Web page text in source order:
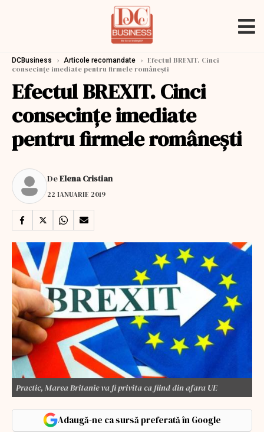
DCBusiness › Articole recomandate › Efectul BREXIT. Cinci
consecințe imediate pentru firmele românești
Efectul BREXIT. Cinci
consecințe imediate
pentru firmele românești
DeElena Cristian
22 IANUARIE 2019
Practic, Marea Britanie va fi privita ca fiind din afara UE
Adaugă-ne ca sursă preferată în Google